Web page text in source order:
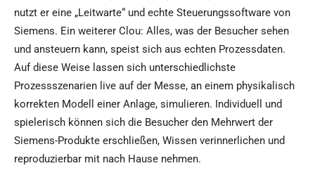
nutzt er eine „Leitwarte“ und echte Steuerungssoftware von
Siemens. Ein weiterer Clou: Alles, was der Besucher sehen
und ansteuern kann, speist sich aus echten Prozessdaten.
Auf diese Weise lassen sich unterschiedlichste
Prozessszenarien live auf der Messe, an einem physikalisch
korrekten Modell einer Anlage, simulieren. Individuell und
spielerisch können sich die Besucher den Mehrwert der
Siemens-Produkte erschließen, Wissen verinnerlichen und
reproduzierbar mit nach Hause nehmen.